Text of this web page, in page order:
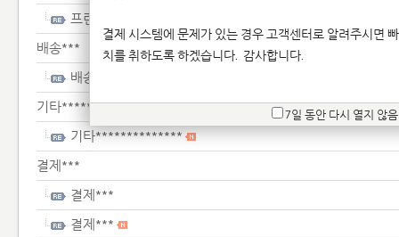
프린****************
배송***
배송***
기타**************
기타**************
결제***
결제***
결제***
결제 시스템에 문제가 있는 경우 고객센터로 알려주시면
치를 취하도록 하겠습니다. 감사합니다.
7일 동안 다시 열지 않음